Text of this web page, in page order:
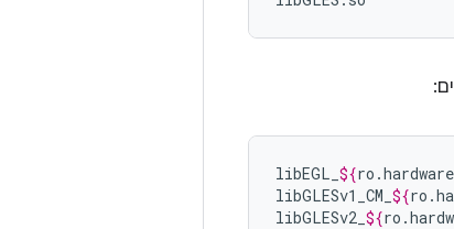
libEGL_ ${ro .hardware
libGLESv1_CM_ ${ro .
libGLESv2_ ${ro .